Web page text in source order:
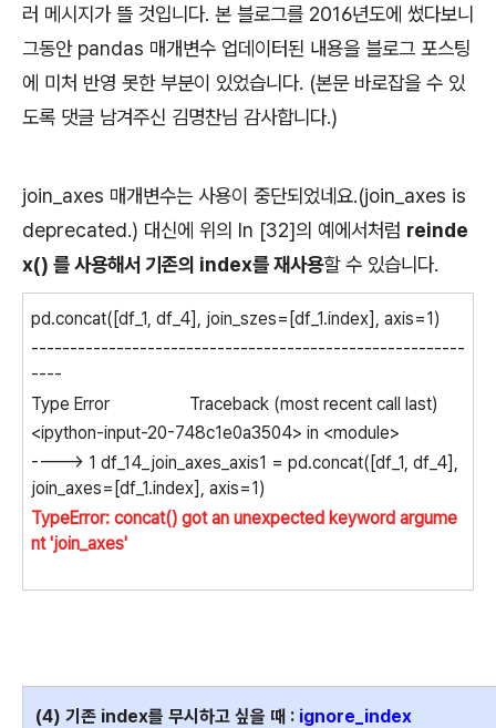
러 메시지가 뜰 것입니다. 본 블로그를 2016년도에 썼다보니
그동안 pandas 매개변수 업데이터된 내용을 블로그 포스팅
에 미처 반영 못한 부분이 있었습니다. (본문 바로잡을 수 있
도록 댓글 남겨주신 김명찬님 감사합니다.)
join_axes 매개변수는 사용이 중단되었네요.(join_axes is
deprecated.) 대신에 위의 In [32]의 예에서처럼 reinde
x() 를 사용해서 기존의 index를 재사용할 수 있습니다.
pd.concat([df_1, df_4], join_szes=[df_1.index], axis=1)
--------------------------------------------------------
----
Type Error Traceback (most recent call last)
<ipython-input-20-748c1e0a3504> in <module>
----> 1 df_14_join_axes_axis1 = pd.concat([df_1, df_4],
join_axes=[df_1.index], axis=1)
TypeError: concat() got an unexpected keyword argume
nt 'join_axes'
(4) 기존 index를 무시하고 싶을 때 : ignore_index